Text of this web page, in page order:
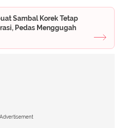
Sambal Korek Tetap
Pedas Menggugah
Advertisement